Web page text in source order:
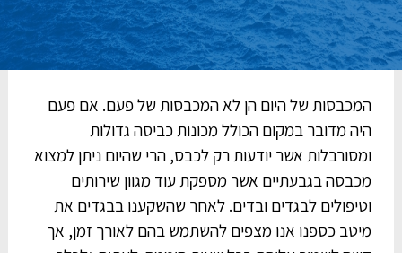
המכבסות של היום הן לא המכבסות של פעם. אם פעם
היה מדובר במקום הכולל מכונות כביסה גדולות
ומסורבלות אשר יודעות רק לכבס, הרי שהיום ניתן למצוא
מכבסה בגבעתיים אשר מספקת עוד מגוון שירותים
וטיפולים לבגדים ובדים. לאחר שהשקענו בבגדים את
מיטב כספנו אנו מצפים להשתמש בהם לאורך זמן, אך